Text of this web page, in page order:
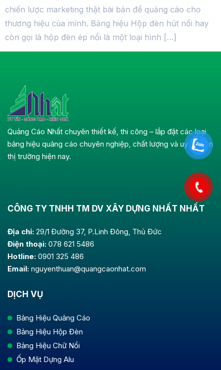
chiến lược marketing thật bài bản để quảng cáo cho
thương hiệu của mình. Bảng hiệu Hộp đèn hút nổi hay
còn gọi là hộp đèn ép nổi là một loại hình […]
Quảng Cáo Nhất chuyên thiết kế, thi công – lắp đặt các loại
bảng hiệu quảng cáo chuyên nghiệp, chất lượng và uy tín trên
thị trường hiện nay.
CÔNG TY TNHH TM DV XÂY DỰNG NHẤT NHẤT
Địa chỉ: 29/1 Đường 37, P.Linh Đông, Thủ Đức
Điện thoại: 078 621 5486
Hotline: 0901 325 486
Email: nguyenthuan@quangcaonhat.com
DỊCH VỤ
Bảng Hiệu Quảng Cáo
Bảng Hiệu Hộp Đèn
Bảng Hiệu Chữ Nổi
Ốp Mặt Dựng Alu